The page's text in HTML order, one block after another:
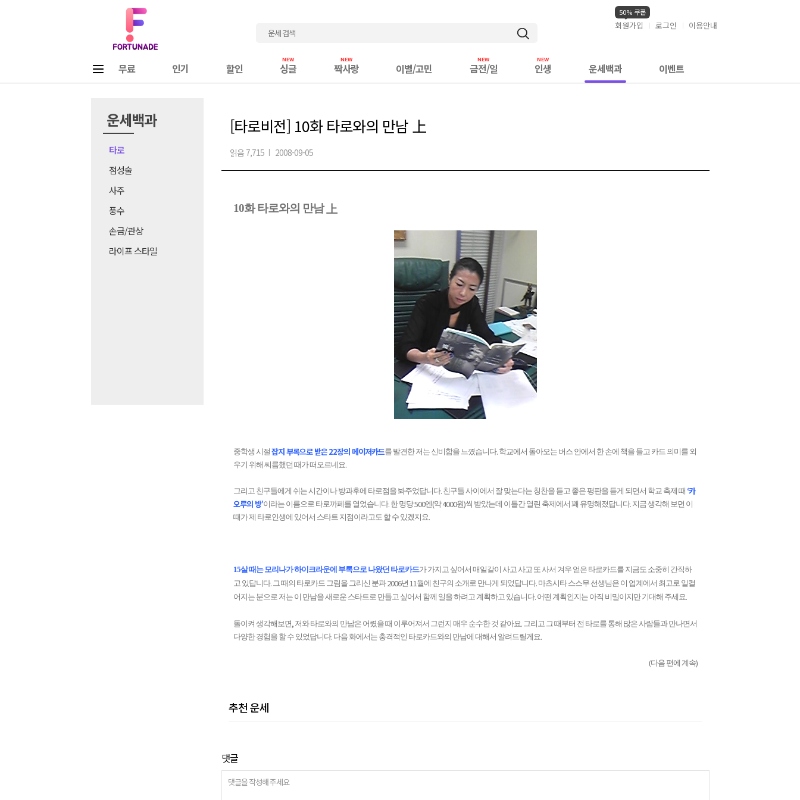
50% 쿠폰
회원가입 로그인 이용안내
무료 인기 할인 싱글 짝사랑 이별/고민 금전/일 인생 운세백과 이벤트
운세백과
타로
점성술
사주
풍수
손금/관상
라이프 스타일
[타로비전] 10화 타로와의 만남 上
읽음 7,715 | 2008-09-05
10화 타로와의 만남 上
중학생 시절 잡지 부록으로 받은22장의 메이저카드를 발견한 저는 신비함을 느꼈습니다. 학교에서 돌아오는 버스 안에서 한 손에 책을 들고 카드 의미를 외
우기 위해 씨름했던 때가 떠오르네요.
그리고 친구들에게 쉬는 시간이나 방과후에 타로점을 봐주었답니다. 친구들 사이에서 잘 맞는다는 칭찬을 듣고 좋은 평판을 듣게 되면서 학교 축제 때 ‘카
오루의 방’이라는 이름으로 타로까페를 열었습니다. 한 명당500엔(약4000원)씩 받았는데 이틀간 열린 축제에서 꽤 유명해졌답니다. 지금 생각해 보면 이
때가 제 타로인생에 있어서 스타트 지점이라고도 할 수 있겠지요.
15살 때는 모리나가 하이크라운에 부록으로 나왔던 타로카드가 가지고 싶어서 매일같이 사고 사고 또 사서 겨우 얻은 타로카드를 지금도 소중히 간직하
고 있답니다. 그 때의 타로카드 그림을 그리신 분과2006년 11월에 친구의 소개로 만나게 되었답니다. 마츠시타 스스무 선생님은 이 업계에서 최고로 일컬
어지는 분으로 저는 이 만남을 새로운 스타트로 만들고 싶어서 함께 일을 하려고 계획하고 있습니다. 어떤 계획인지는 아직 비밀이지만 기대해 주세요.
돌이켜 생각해보면, 저와 타로와의 만남은 어렸을 때 이루어져서 그런지 매우 순수한 것 같아요. 그리고 그 때부터 전 타로를 통해 많은 사람들과 만나면서
다양한 경험을 할 수 있었답니다. 다음 화에서는 충격적인 타로카드와의 만남에 대해서 알려드릴게요.
(다음 편에 계속)
추천 운세
댓글